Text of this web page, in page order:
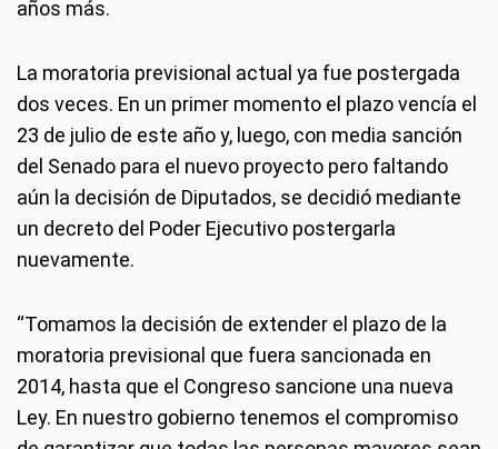
años más.
La moratoria previsional actual ya fue postergada
dos veces. En un primer momento el plazo vencía el
23 de julio de este año y, luego, con media sanción
del Senado para el nuevo proyecto pero faltando
aún la decisión de Diputados, se decidió mediante
un decreto del Poder Ejecutivo postergarla
nuevamente.
“Tomamos la decisión de extender el plazo de la
moratoria previsional que fuera sancionada en
2014, hasta que el Congreso sancione una nueva
Ley. En nuestro gobierno tenemos el compromiso